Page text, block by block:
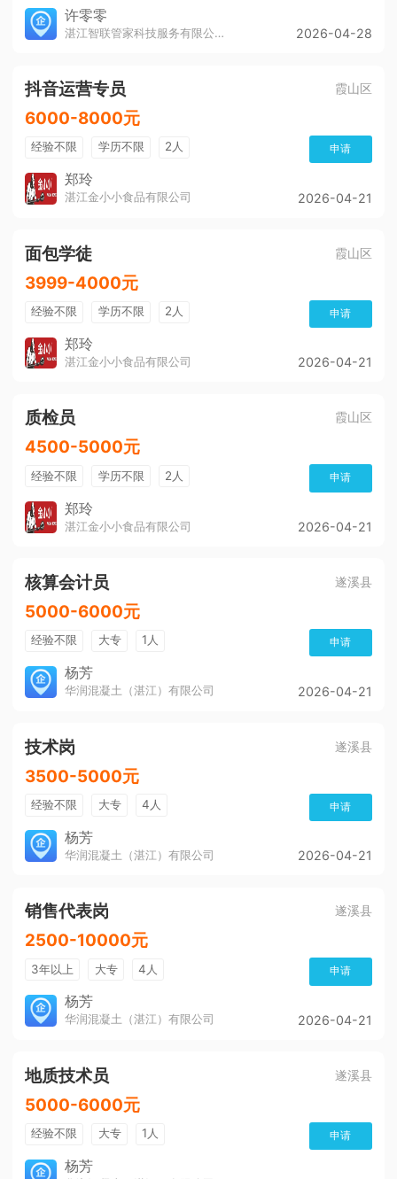
年终奖金
综合补贴
许零零
湛江智联管家科技服务有限公司 2026-04-28
抖音运营专员 霞山区
6000-8000元
经验不限 学历不限 2人 申请
郑玲
湛江金小小食品有限公司 2026-04-21
面包学徒 霞山区
3999-4000元
经验不限 学历不限 2人 申请
郑玲
湛江金小小食品有限公司 2026-04-21
质检员 霞山区
4500-5000元
经验不限 学历不限 2人 申请
郑玲
湛江金小小食品有限公司 2026-04-21
核算会计员 遂溪县
5000-6000元
经验不限 大专 1人 申请
杨芳
华润混凝土（湛江）有限公司 2026-04-21
技术岗 遂溪县
3500-5000元
经验不限 大专 4人 申请
杨芳
华润混凝土（湛江）有限公司 2026-04-21
销售代表岗 遂溪县
2500-10000元
3年以上 大专 4人 申请
杨芳
华润混凝土（湛江）有限公司 2026-04-21
地质技术员 遂溪县
5000-6000元
经验不限 大专 1人 申请
杨芳